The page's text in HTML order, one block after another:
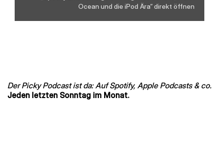
Ocean und die iPod Ära“ direkt öffnen
Der Picky Podcast ist da: Auf Spotify, Apple Podcasts & co.
Jeden letzten Sonntag im Monat.